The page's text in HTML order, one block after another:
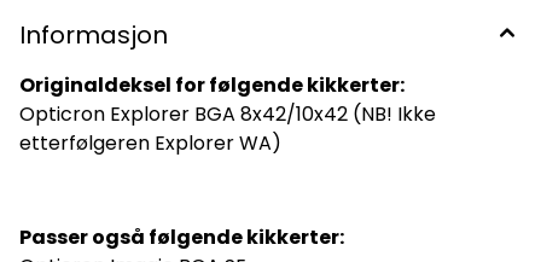
Informasjon
Originaldeksel for følgende kikkerter:
Opticron Explorer BGA 8x42/10x42 (NB! Ikke
etterfølgeren Explorer WA)
Passer også følgende kikkerter: